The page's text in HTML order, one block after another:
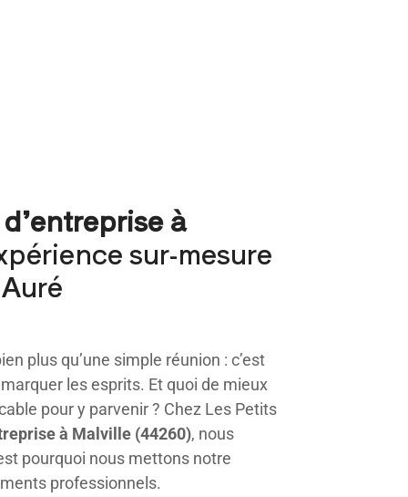
à
sur-mesure
plus qu’une simple réunion : c’est
les esprits. Et quoi de mieux
pour y parvenir ? Chez Les Petits
à Malville (44260), nous
pourquoi nous mettons notre
professionnels.